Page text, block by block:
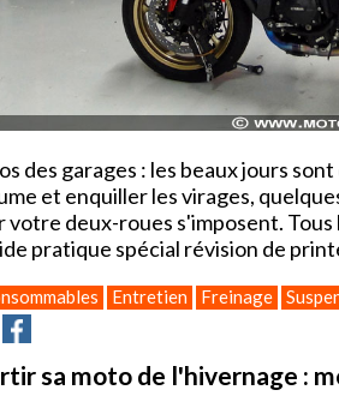
des garages : les beaux jours
et enquiller les virages,
deux-roues s'imposent. Tous
pratique spécial révision de
Entretien Freinage
Partager
sur
Facebooksa moto de l'hivernage :